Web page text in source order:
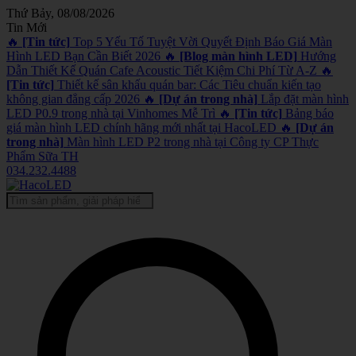
Thứ Bảy, 08/08/2026
Tin Mới
🔥 [Tin tức] Top 5 Yếu Tố Tuyệt Vời Quyết Định Báo Giá Màn
Hình LED Bạn Cần Biết 2026 🔥 [Blog màn hình LED] Hướng
Dẫn Thiết Kế Quán Cafe Acoustic Tiết Kiệm Chi Phí Từ A-Z 🔥
[Tin tức] Thiết kế sân khấu quán bar: Các Tiêu chuẩn kiến tạo
không gian đẳng cấp 2026 🔥 [Dự án trong nhà] Lắp đặt màn hình
LED P0.9 trong nhà tại Vinhomes Mễ Trì 🔥 [Tin tức] Bảng báo
giá màn hình LED chính hãng mới nhất tại HacoLED 🔥 [Dự án
trong nhà] Màn hình LED P2 trong nhà tại Công ty CP Thực
Phẩm Sữa TH
034.232.4488